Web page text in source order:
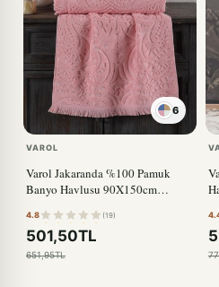
6
VAROL
Varol Jakaranda %100 Pamuk
Banyo Havlusu 90X150cm
4.8 (19)
501,50TL
651,95TL